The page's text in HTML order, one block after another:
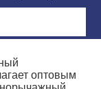
оптовым